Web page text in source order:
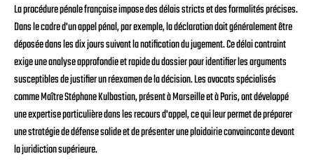
La procédure pénale française impose des délais stricts et des formalités précises.
Dans le cadre d'un appel pénal, par exemple, la déclaration doit généralement être
déposée dans les dix jours suivant la notification du jugement. Ce délai contraint
exige une analyse approfondie et rapide du dossier pour identifier les arguments
susceptibles de justifier un réexamen de la décision. Les avocats spécialisés
comme Maître Stéphane Kulbastian, présent à Marseille et à Paris, ont développé
une expertise particulière dans les recours d'appel, ce qui leur permet de préparer
une stratégie de défense solide et de présenter une plaidoirie convaincante devant
la juridiction supérieure.